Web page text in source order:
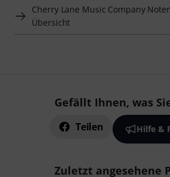
Cherry Lane Music Company
Übersicht
Gefällt Ihnen, was
Teilen Hilfe &
Zuletzt angesehene